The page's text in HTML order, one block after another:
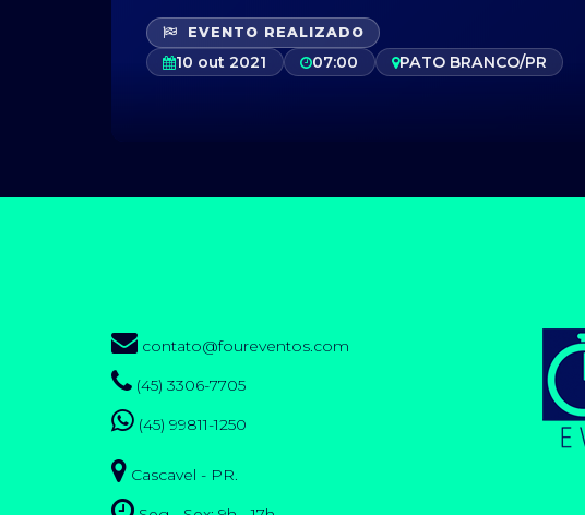
EVENTO REALIZADO
10 out 2021 07:00 PATO BRANCO/PR
contato@foureventos.com
(45) 3306-7705
(45) 99811-1250
Cascavel - PR.